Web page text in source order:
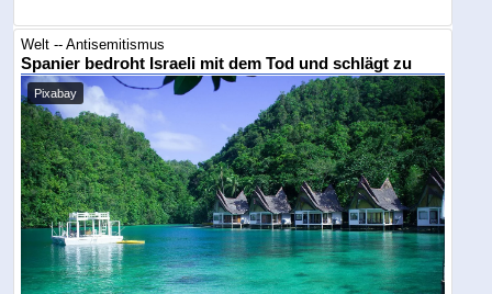
Welt -- Antisemitismus
Spanier bedroht Israeli mit dem Tod und schlägt zu
Pixabay